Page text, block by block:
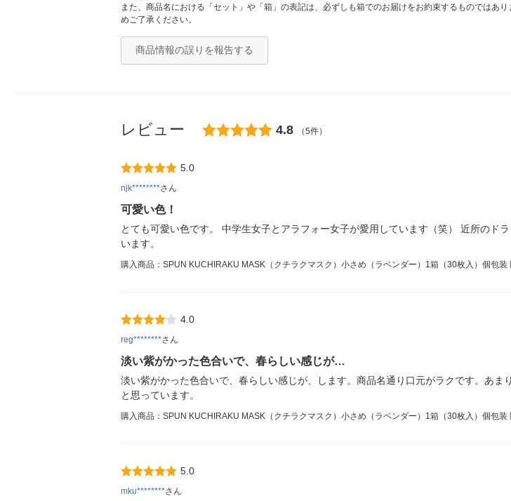
また、商品名における「セット」や「箱」の表記は、必ずしも箱でのお届けをお約束するものではあ
めご了承ください。
商品情報の誤りを報告する
レビュー 4.8 （5件）
5.0
njk********さん
可愛い色！
とても可愛い色です。 中学生女子とアラフォー女子が愛用しています（笑） 近所のド
います。
購入商品：SPUN KUCHIRAKU MASK（クチラクマスク）小さめ（ラベンダー）1箱（30枚入）個包装
4.0
reg********さん
淡い紫がかった色合いで、春らしい感じが…
淡い紫がかった色合いで、春らしい感じが、します。商品名通り口元がラクです。あ
と思っています。
購入商品：SPUN KUCHIRAKU MASK（クチラクマスク）小さめ（ラベンダー）1箱（30枚入）個包装
5.0
mku********さん